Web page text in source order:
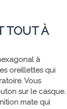
TOUT À
à
oreillettes qui
Vous
sur le casque.
mate qui